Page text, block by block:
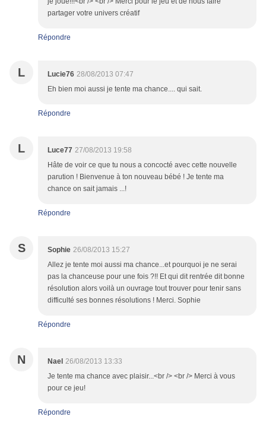
partager votre univers créatif
Répondre
L Lucie76 28/08/2013 07:47
Eh bien moi aussi je tente ma chance.... qui sait.
Répondre
L Luce77 27/08/2013 19:58
Hâte de voir ce que tu nous a concocté avec cette nouvelle
parution ! Bienvenue à ton nouveau bébé ! Je tente ma
chance on sait jamais ...!
Répondre
S Sophie 26/08/2013 15:27
Allez je tente moi aussi ma chance...et pourquoi je ne serai
pas la chanceuse pour une fois ?!! Et qui dit rentrée dit bonne
résolution alors voilà un ouvrage tout trouver pour tenir sans
difficulté ses bonnes résolutions ! Merci. Sophie
Répondre
N Nael 26/08/2013 13:33
Je tente ma chance avec plaisir...<br /> <br /> Merci à vous
pour ce jeu!
Répondre